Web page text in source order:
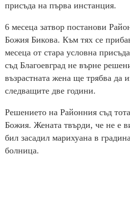
присъда на първа инстанция.
6 месеца затвор постанови
Божия Бикова. Към тях се
месеца от стара условна
съд Благоевград не върне
възрастната жена ще трябва да
следващите две години.
Решението на Районния съд
Божия. Жената твърди, че не е
бил засадил марихуана в
болница.